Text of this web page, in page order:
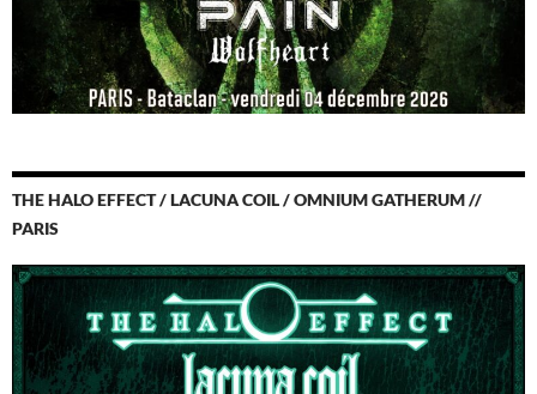
THE HALO EFFECT / LACUNA COIL / OMNIUM GATHERUM //
PARIS